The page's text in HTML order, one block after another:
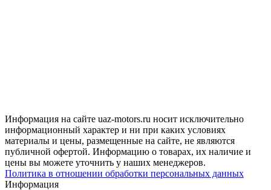
Информация на сайте uaz-motors.ru носит исключительно
информационный характер и ни при каких условиях
материалы и цены, размещенные на сайте, не являются
публичной офертой. Информацию о товарах, их наличие и
цены вы можете уточнить у наших менеджеров.
Политика в отношении обработки персональных данных
Информация